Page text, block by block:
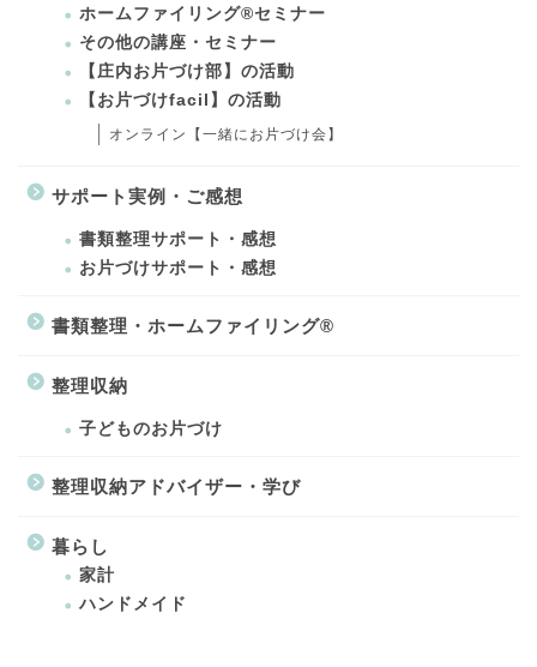
ホームファイリング®セミナー
その他の講座・セミナー
【庄内お片づけ部】の活動
【お片づけfacil】の活動
オンライン【一緒にお片づけ会】
サポート実例・ご感想
書類整理サポート・感想
お片づけサポート・感想
書類整理・ホームファイリング®
整理収納
子どものお片づけ
整理収納アドバイザー・学び
暮らし
家計
ハンドメイド